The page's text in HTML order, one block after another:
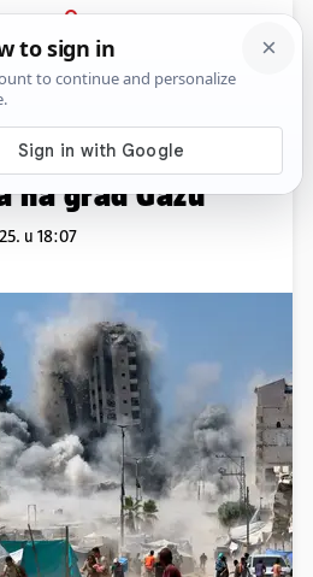
PRIJAVA
News Komentari
talaca
na grad Gazu
u 18:07